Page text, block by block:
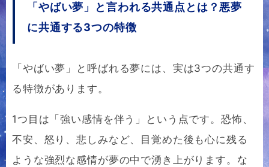
「やばい夢」と言われる共通点とは？悪夢
に共通する3つの特徴
「やばい夢」と呼ばれる夢には、実は3つの共通す
る特徴があります。
1つ目は「強い感情を伴う」という点です。恐怖、
不安、怒り、悲しみなど、目覚めた後も心に残る
ような強烈な感情が夢の中で湧き上がります。な